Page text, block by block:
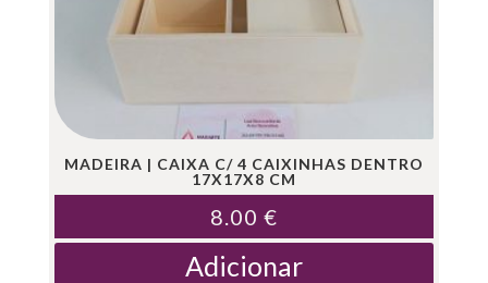
MADEIRA | CAIXA C/ 4 CAIXINHAS DENTRO
17X17X8 CM
8.00 €
Adicionar